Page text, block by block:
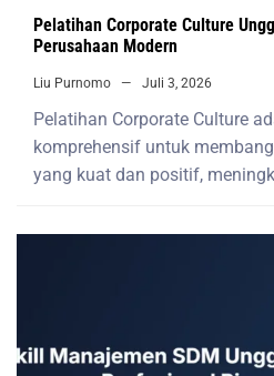
Pelatihan Corporate Culture
Perusahaan Modern
Liu Purnomo Juli 3, 2026
Pelatihan Corporate Culture
komprehensif untuk
yang kuat dan positif,